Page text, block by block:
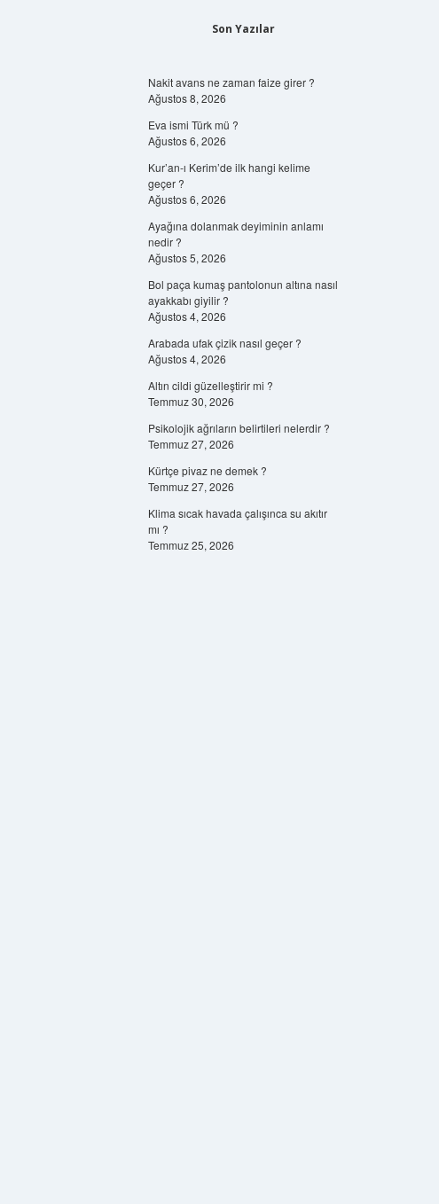
Son Yazılar
Nakit avans ne zaman faize girer ?
Ağustos 8, 2026
Eva ismi Türk mü ?
Ağustos 6, 2026
Kur’an-ı Kerim’de ilk hangi kelime
geçer ?
Ağustos 6, 2026
Ayağına dolanmak deyiminin anlamı
nedir ?
Ağustos 5, 2026
Bol paça kumaş pantolonun altına nasıl
ayakkabı giyilir ?
Ağustos 4, 2026
Arabada ufak çizik nasıl geçer ?
Ağustos 4, 2026
Altın cildi güzelleştirir mi ?
Temmuz 30, 2026
Psikolojik ağrıların belirtileri nelerdir ?
Temmuz 27, 2026
Kürtçe pivaz ne demek ?
Temmuz 27, 2026
Klima sıcak havada çalışınca su akıtır
mı ?
Temmuz 25, 2026